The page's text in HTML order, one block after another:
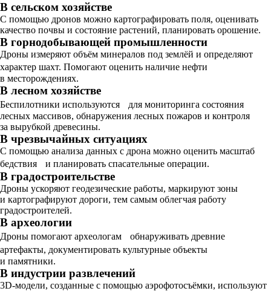
В сельском хозяйстве
С помощью дронов можно картографировать поля, оценивать
качество почвы и состояние растений, планировать орошение.
В горнодобывающей промышленности
Дроны измеряют объём минералов под землёй и определяют
характер шахт. Помогают оценить наличие нефти
в месторождениях.
В лесном хозяйстве
Беспилотники используются для мониторинга состояния
лесных массивов, обнаружения лесных пожаров и контроля
за вырубкой древесины.
В чрезвычайных ситуациях
С помощью анализа данных с дрона можно оценить масштаб
бедствия и планировать спасательные операции.
В градостроительстве
Дроны ускоряют геодезические работы, маркируют зоны
и картографируют дороги, тем самым облегчая работу
градостроителей.
В археологии
Дроны помогают археологам обнаруживать древние
артефакты, документировать культурные объекты
и памятники.
В индустрии развлечений
3D-модели, созданные с помощью аэрофотосъёмки, используют